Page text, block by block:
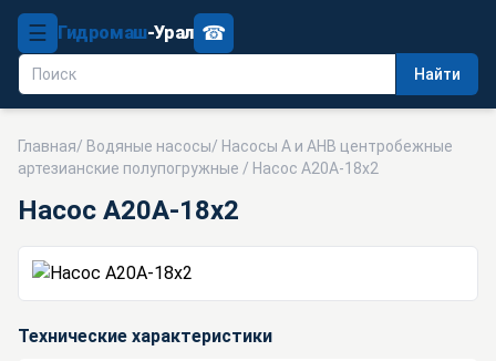
☰ Гидромаш-Урал
Найти
☎
Главная/ Водяные насосы/ Насосы А и АНВ центробежные
артезианские полупогружные / Насос А20А-18х2
Насос А20А-18х2
Технические характеристики